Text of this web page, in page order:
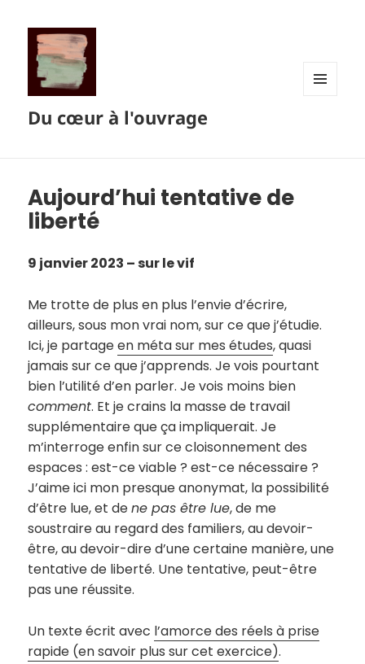
Du cœur à l'ouvrage
Aujourd’hui tentative de
liberté
9 janvier 2023 – sur le vif
Me trotte de plus en plus l’envie d’écrire,
ailleurs, sous mon vrai nom, sur ce que j’étudie.
Ici, je partageen méta sur mes études, quasi
jamais sur ce que j’apprends. Je vois pourtant
bien l’utilité d’en parler. Je vois moins bien
comment. Et je crains la masse de travail
supplémentaire que ça impliquerait. Je
m’interroge enfin sur ce cloisonnement des
espaces : est-ce viable ? est-ce nécessaire ?
J’aime ici mon presque anonymat, la possibilité
d’être lue, et dene pas être lue, de me
soustraire au regard des familiers, au devoir-
être, au devoir-dire d’une certaine manière, une
tentative de liberté. Une tentative, peut-être
pas une réussite.
Un texte écrit avec l’amorce des réels à prise
rapide (en savoir plus sur cet exercice).